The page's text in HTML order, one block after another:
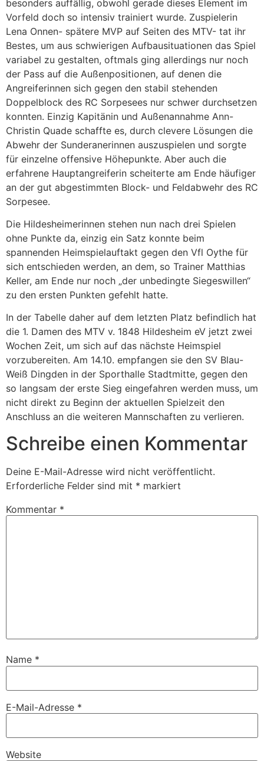
besonders auffällig, obwohl gerade dieses Element im
Vorfeld doch so intensiv trainiert wurde. Zuspielerin
Lena Onnen- spätere MVP auf Seiten des MTV- tat ihr
Bestes, um aus schwierigen Aufbausituationen das Spiel
variabel zu gestalten, oftmals ging allerdings nur noch
der Pass auf die Außenpositionen, auf denen die
Angreiferinnen sich gegen den stabil stehenden
Doppelblock des RC Sorpesees nur schwer durchsetzen
konnten. Einzig Kapitänin und Außenannahme Ann-
Christin Quade schaffte es, durch clevere Lösungen die
Abwehr der Sunderanerinnen auszuspielen und sorgte
für einzelne offensive Höhepunkte. Aber auch die
erfahrene Hauptangreiferin scheiterte am Ende häufiger
an der gut abgestimmten Block- und Feldabwehr des RC
Sorpesee.
Die Hildesheimerinnen stehen nun nach drei Spielen
ohne Punkte da, einzig ein Satz konnte beim
spannenden Heimspielauftakt gegen den Vfl Oythe für
sich entschieden werden, an dem, so Trainer Matthias
Keller, am Ende nur noch „der unbedingte Siegeswillen“
zu den ersten Punkten gefehlt hatte.
In der Tabelle daher auf dem letzten Platz befindlich hat
die 1. Damen des MTV v. 1848 Hildesheim eV jetzt zwei
Wochen Zeit, um sich auf das nächste Heimspiel
vorzubereiten. Am 14.10. empfangen sie den SV Blau-
Weiß Dingden in der Sporthalle Stadtmitte, gegen den
so langsam der erste Sieg eingefahren werden muss, um
nicht direkt zu Beginn der aktuellen Spielzeit den
Anschluss an die weiteren Mannschaften zu verlieren.
Schreibe einen Kommentar
Deine E-Mail-Adresse wird nicht veröffentlicht.
Erforderliche Felder sind mit * markiert
Kommentar *
Name *
E-Mail-Adresse *
Website